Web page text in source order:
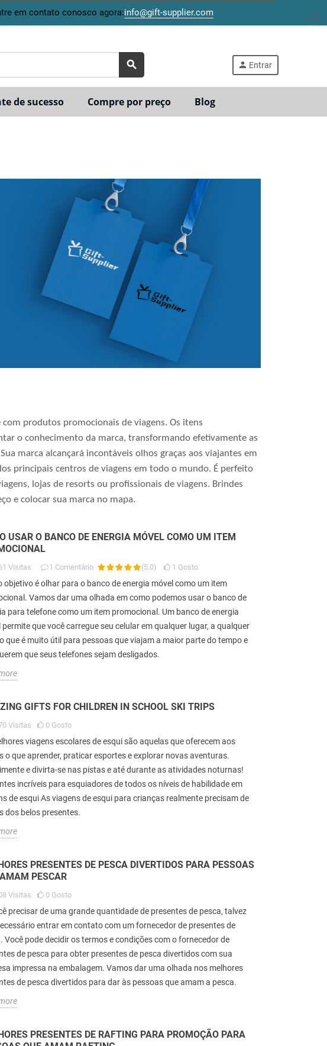
em contato conosco agora:info@gift-supplier.com
search person Entrar
de sucesso Compre por preço Blog
brand.
Best Gifts for Gymnastics
Lovers
564
IntroductionMany companies
giveaway gifts to their customers
and clients to promote their brand.
The idea of using...
Read more
A Comprehensive Look at
IntroductionIn today's world,
significance of eco-friendly
extends far beyond daily
into...
Read more
produtos promocionais de viagens. Os itens
o conhecimento da marca, transformando efetivamente as
marca alcançará incontáveis olhos graças aos viajantes em
principais centros de viagens em todo o mundo. É perfeito
lojas de resorts ou profissionais de viagens. Brindes
e colocar sua marca no mapa.
USAR O BANCO DE ENERGIA MÓVEL COMO UM ITEM
Visitas 1 Comentário (5.0) 1 Gosto
objetivo é olhar para o banco de energia móvel como um item
Vamos dar uma olhada em como podemos usar o banco de
para telefone como um item promocional. Um banco de energia
permite que você carregue seu celular em qualquer lugar, a qualquer
que é muito útil para pessoas que viajam a maior parte do tempo e
que seus telefones sejam desligados.
GIFTS FOR CHILDREN IN SCHOOL SKI TRIPS
Visitas 0 Gosto
viagens escolares de esqui são aquelas que oferecem aos
o que aprender, praticar esportes e explorar novas aventuras.
e divirta-se nas pistas e até durante as atividades noturnas!
incríveis para esquiadores de todos os níveis de habilidade em
de esqui As viagens de esqui para crianças realmente precisam de
dos belos presentes.
PRESENTES DE PESCA DIVERTIDOS PARA PESSOAS
PESCAR
Visitas 0 Gosto
precisar de uma grande quantidade de presentes de pesca, talvez
entrar em contato com um fornecedor de presentes de
Você pode decidir os termos e condições com o fornecedor de
de pesca para obter presentes de pesca divertidos com sua
impressa na embalagem. Vamos dar uma olhada nos melhores
de pesca divertidos para dar às pessoas que amam a pesca.
PRESENTES DE RAFTING PARA PROMOÇÃO PARA